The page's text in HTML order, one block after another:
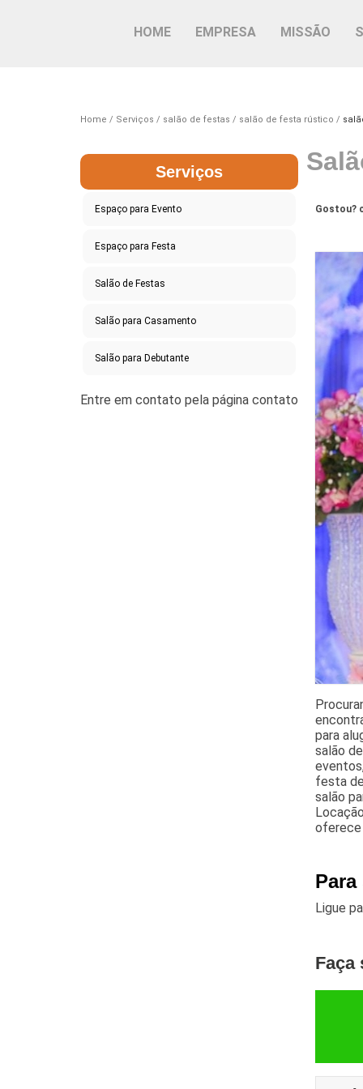
HOME EMPRESA MISSÃO
Home Serviços salão de festas salão de festa rústico
Serviços
Espaço para Evento
Espaço para Festa
Salão de Festas
Salão para Casamento
Salão para Debutante
Gostou?
para
salão
festa
salão
oferece
Ligue
Faça